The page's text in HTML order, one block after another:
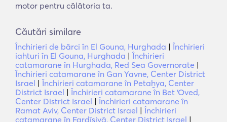
motor pentru călătoria ta.
Căutări similare
Închirieri de bărci în El Gouna, Hurghada | Închirieri
iahturi în El Gouna, Hurghada | Închirieri
catamarane în Hurghada, Red Sea Governorate |
Închirieri catamarane în Gan Yavne, Center District
Israel | Închirieri catamarane în Petaẖya, Center
District Israel | Închirieri catamarane în Bet ‘Oved,
Center District Israel | Închirieri catamarane în
Ramat Aviv, Center District Israel | Închirieri
catamarane în Fardīsiyā, Center District Israel |